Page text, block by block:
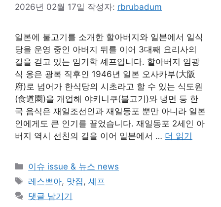
2026년 02월 17일 작성자: rbrubadum
일본에 불고기를 소개한 할아버지와 일본에서 일식
당을 운영 중인 아버지 뒤를 이어 3대째 요리사의
길을 걷고 있는 임기학 셰프입니다. 할아버지 임광
식 옹은 광복 직후인 1946년 일본 오사카부(大阪
府)로 넘어가 한식당의 시초라고 할 수 있는 식도원
(食道園)을 개업해 야키니쿠(불고기)와 냉면 등 한
국 음식은 재일조선인과 재일동포 뿐만 아니라 일본
인에게도 큰 인기를 끌었습니다. 재일동포 2세인 아
버지 역시 선친의 길을 이어 일본에서 … 더 읽기
카
테
고
리
이슈 issue & 뉴스 news
태
그
레스쁘아, 맛집 ,셰프
댓글 남기기